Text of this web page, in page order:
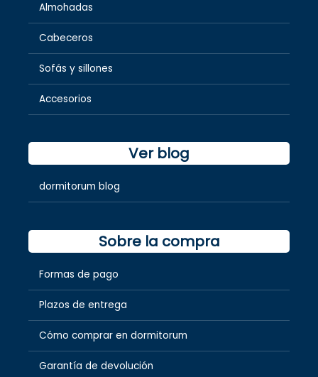
Almohadas
Cabeceros
Sofás y sillones
Accesorios
Ver blog
dormitorum blog
Sobre la compra
Formas de pago
Plazos de entrega
Cómo comprar en dormitorum
Garantía de devolución